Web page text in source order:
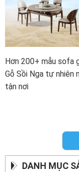
Hơn 200+ mẫu sofa
Gỗ Sồi Nga tự nhiên
tận nơi
DANH MỤC